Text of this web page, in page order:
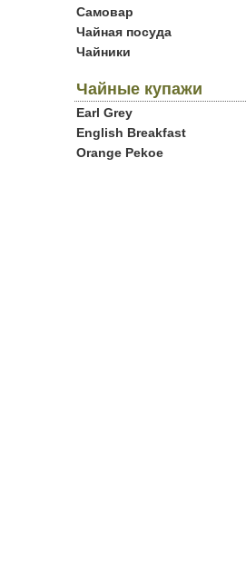
Самовар
Чайная посуда
Чайники
Чайные купажи
Earl Grey
English Breakfast
Orange Pekoe